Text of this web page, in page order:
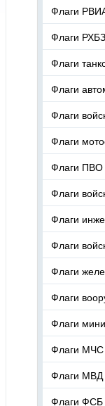
Флаги
Флаги РХБЗ
Флаги
Флаги
Флаги
Флаги
Флаги ПВО
Флаги
Флаги
Флаги
Флаги
Флаги
Флаги
Флаги МЧС
Флаги МВД
Флаги ФСБ